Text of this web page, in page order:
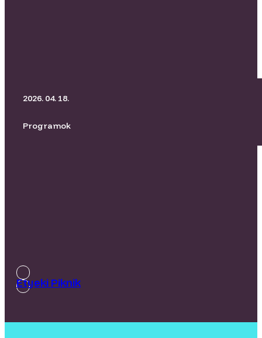
BORító Kertmozi I Üvegtigris
2026. 04. 18.
Programok
Etyeki Piknik